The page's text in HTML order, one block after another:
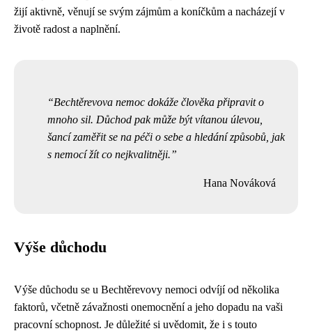
žijí aktivně, věnují se svým zájmům a koníčkům a nacházejí v
životě radost a naplnění.
Bechtěrevova nemoc dokáže člověka připravit o
mnoho sil. Důchod pak může být vítanou úlevou,
šancí zaměřit se na péči o sebe a hledání způsobů, jak
s nemocí žít co nejkvalitněji.
Hana Nováková
Výše důchodu
Výše důchodu se u Bechtěrevovy nemoci odvíjí od několika
faktorů, včetně závažnosti onemocnění a jeho dopadu na vaši
pracovní schopnost. Je důležité si uvědomit, že i s touto